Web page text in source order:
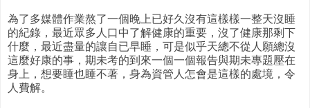
為了多媒體作業熬了一個晚上已好久沒有這樣樣一整天沒睡
的紀錄，最近眾多人口中了解健康的重要，沒了健康那剩下
什麼，最近盡量的讓自已早睡，可是似乎天總不從人願總沒
這麼好康的事，期未考的到來一個一個報告與期未專題壓在
身上，想要睡也睡不著，身為資管人怎會是這樣的處境，令
人費解。